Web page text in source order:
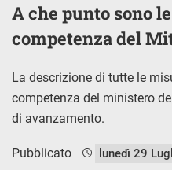
A che punto sono
competenza del
La descrizione di tutte le
competenza del ministero
di avanzamento.
Pubblicato lunedì 29